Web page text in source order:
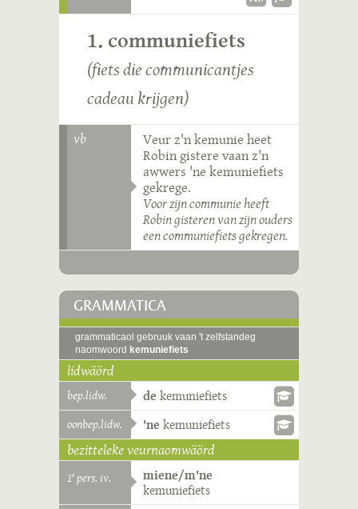
1. communiefiets
(fiets die communicantjes
cadeau krijgen)
vb
Veur z'n kemunie heet
Robin gistere vaan z'n
awwers 'ne kemuniefiets
gekrege.
Voor zijn communie heeft
Robin gisteren van zijn ouders
een communiefiets gekregen.
GRAMMATICA
grammaticaol gebruuk vaan 't zelfstandeg
naomwoord kemuniefiets
lidwäörd
bep.lidw. de kemuniefiets
oonbep.lidw. 'ne kemuniefiets
bezitteleke veurnaomwäörd
1e pers. iv.
miene/m'ne
kemuniefiets